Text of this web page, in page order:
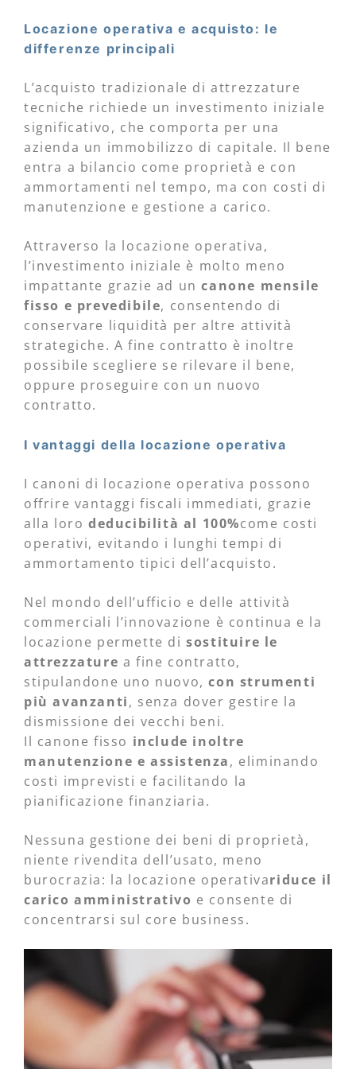
Locazione operativa e acquisto: le
differenze principali
L’acquisto tradizionale di attrezzature
tecniche richiede un investimento iniziale
significativo, che comporta per una
azienda un immobilizzo di capitale. Il bene
entra a bilancio come proprietà e con
ammortamenti nel tempo, ma con costi di
manutenzione e gestione a carico.
Attraverso la locazione operativa,
l’investimento iniziale è molto meno
impattante grazie ad uncanone mensile
fisso e prevedibile, consentendo di
conservare liquidità per altre attività
strategiche. A fine contratto è inoltre
possibile scegliere se rilevare il bene,
oppure proseguire con un nuovo
contratto.
I vantaggi della locazione operativa
I canoni di locazione operativa possono
offrire vantaggi fiscali immediati, grazie
alla loro deducibilità al 100%come costi
operativi, evitando i lunghi tempi di
ammortamento tipici dell’acquisto.
Nel mondo dell’ufficio e delle attività
commerciali l’innovazione è continua e la
locazione permette disostituire le
attrezzature a fine contratto,
stipulandone uno nuovo,con strumenti
più avanzanti, senza dover gestire la
dismissione dei vecchi beni.
Il canone fisso include inoltre
manutenzione e assistenza, eliminando
costi imprevisti e facilitando la
pianificazione finanziaria.
Nessuna gestione dei beni di proprietà,
niente rivendita dell’usato, meno
burocrazia: la locazione operativariduce il
carico amministrativo e consente di
concentrarsi sul core business.